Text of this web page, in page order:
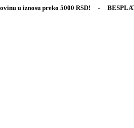
preko 5000 RSD! - BESPLATNA